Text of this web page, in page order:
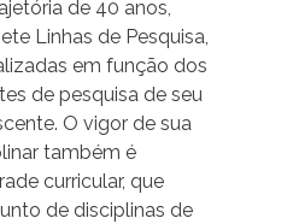
de 40 anos,
Linhas de Pesquisa,
em função dos
de pesquisa de seu
O vigor de sua
também é
curricular, que
de disciplinas de